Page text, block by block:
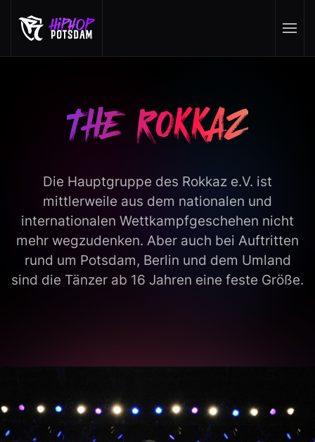
Skip to main content
THE ROKKAZ
Die Hauptgruppe des Rokkaz e.V. ist
mittlerweile aus dem nationalen und
internationalen Wettkampfgeschehen nicht
mehr wegzudenken. Aber auch bei Auftritten
rund um Potsdam, Berlin und dem Umland
sind die Tänzer ab 16 Jahren eine feste Größe.